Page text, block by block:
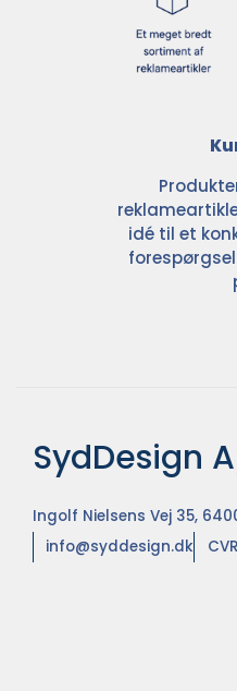
idé til et
SydDesign
Ingolf Nielsens Vej 35,
info@syddesign.dk